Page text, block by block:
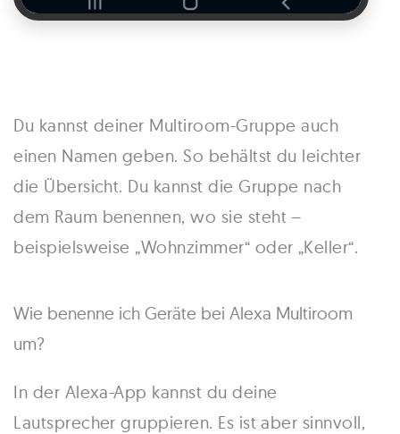
Du kannst deiner Multiroom-Gruppe auch
einen Namen geben. So behältst du leichter
die Übersicht. Du kannst die Gruppe nach
dem Raum benennen, wo sie steht –
beispielsweise „Wohnzimmer“ oder „Keller“.
Wie benenne ich Geräte bei Alexa Multiroom
um?
In der Alexa-App kannst du deine
Lautsprecher gruppieren. Es ist aber sinnvoll,